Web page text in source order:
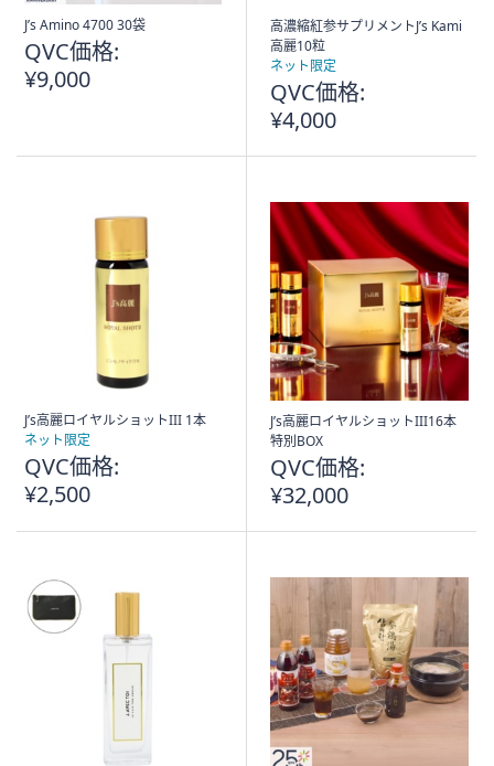
J’s Amino 4700 30袋
QVC価格:
¥9,000
高濃縮紅参サプリメントJ’s Kami
高麗10粒
ネット限定
QVC価格:
¥4,000
J’s高麗ロイヤルショットIII 1本
ネット限定
QVC価格:
¥2,500
J’s高麗ロイヤルショットIII16本
特別BOX
QVC価格:
¥32,000